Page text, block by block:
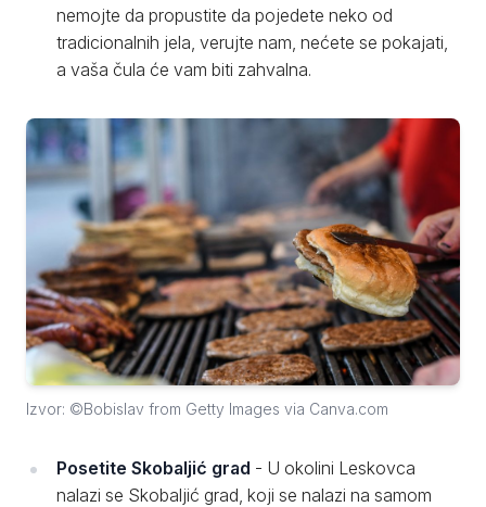
nemojte da propustite da pojedete neko od
tradicionalnih jela, verujte nam, nećete se pokajati,
a vaša čula će vam biti zahvalna.
Izvor: ©Bobislav from Getty Images via Canva.com
Posetite Skobaljić grad - U okolini Leskovca
nalazi se Skobaljić grad, koji se nalazi na samom